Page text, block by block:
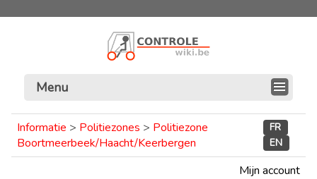
Menu
Informatie > Politiezones > Politiezone
Boortmeerbeek/Haacht/Keerbergen
FR
EN
Mijn account